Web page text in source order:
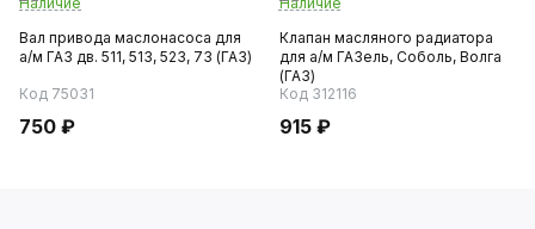
Вал привода маслонасоса для
а/м ГАЗ дв. 511, 513, 523, 73 (ГАЗ)
Код 75031
750 ₽
Клапан масляного радиатора
для а/м ГАЗель, Соболь, Волга
(ГАЗ)
Код 312116
915 ₽